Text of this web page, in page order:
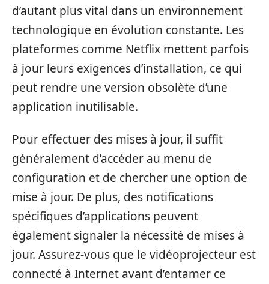
d’autant plus vital dans un environnement
technologique en évolution constante. Les
plateformes comme Netflix mettent parfois
à jour leurs exigences d’installation, ce qui
peut rendre une version obsolète d’une
application inutilisable.
Pour effectuer des mises à jour, il suffit
généralement d’accéder au menu de
configuration et de chercher une option de
mise à jour. De plus, des notifications
spécifiques d’applications peuvent
également signaler la nécessité de mises à
jour. Assurez-vous que le vidéoprojecteur est
connecté à Internet avant d’entamer ce